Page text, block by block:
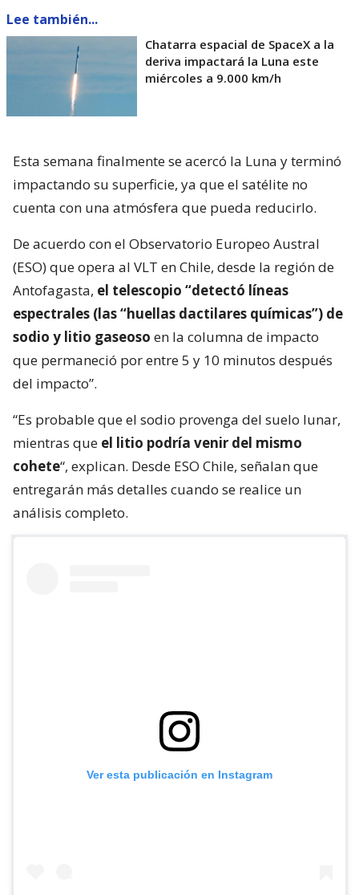
Lee también...
Chatarra espacial de SpaceX a la
deriva impactará la Luna este
miércoles a 9.000 km/h
Esta semana finalmente se acercó la Luna y terminó
impactando su superficie, ya que el satélite no
cuenta con una atmósfera que pueda reducirlo.
De acuerdo con el Observatorio Europeo Austral
(ESO) que opera al VLT en Chile, desde la región de
Antofagasta, el telescopio “detectó líneas
espectrales (las “huellas dactilares químicas”) de
sodio y litio gaseoso en la columna de impacto
que permaneció por entre 5 y 10 minutos después
del impacto”.
“Es probable que el sodio provenga del suelo lunar,
mientras que el litio podría venir del mismo
cohete“, explican. Desde ESO Chile, señalan que
entregarán más detalles cuando se realice un
análisis completo.
Ver esta publicación en Instagram